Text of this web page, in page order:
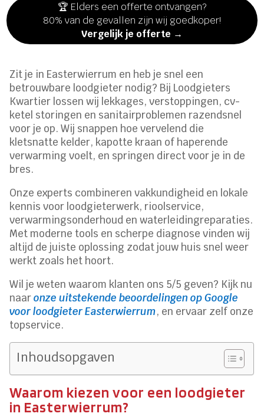
🏆 Elders een offerte ontvangen?
80% van de gevallen zijn wij goedkoper!
Vergelijk je offerte →
Zit je in Easterwierrum en heb je snel een
betrouwbare loodgieter nodig? Bij Loodgieters
Kwartier lossen wij lekkages, verstoppingen, cv-
ketel storingen en sanitairproblemen razendsnel
voor je op. Wij snappen hoe vervelend die
kletsnatte kelder, kapotte kraan of haperende
verwarming voelt, en springen direct voor je in de
bres.
Onze experts combineren vakkundigheid en lokale
kennis voor loodgieterwerk, rioolservice,
verwarmingsonderhoud en waterleidingreparaties.
Met moderne tools en scherpe diagnose vinden wij
altijd de juiste oplossing zodat jouw huis snel weer
werkt zoals het hoort.
Wil je weten waarom klanten ons 5/5 geven? Kijk nu
naaronze uitstekende beoordelingen op Google
voor loodgieter Easterwierrum, en ervaar zelf onze
topservice.
Inhoudsopgaven
Waarom kiezen voor een loodgieter
in Easterwierrum?